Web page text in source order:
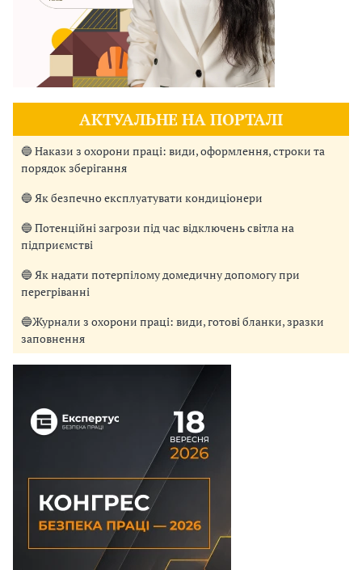
АКТУАЛЬНЕ НА ПОРТАЛІ
🔵 Накази з охорони праці: види, оформлення, строки та
порядок зберігання
🔵 Як безпечно експлуатувати кондиціонери
🔵 Потенційні загрози під час відключень світла на
підприємстві
🔵 Як надати потерпілому домедичну допомогу при
перегріванні
🔵Журнали з охорони праці: види, готові бланки, зразки
заповнення